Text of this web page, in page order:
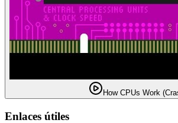
How CPUs Work
Enlaces útiles